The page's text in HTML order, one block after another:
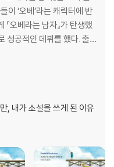
는 세상
또다시.
니다
이 ‘오베’라는 캐릭터에 반
오베라는 남자』가 탄생했
성공적인 데뷔를 했다. 출
의 스웨덴에서 84만 부 이
아마존 소설 분야 1위를
, 내가 소설을 쓰게 된 이유